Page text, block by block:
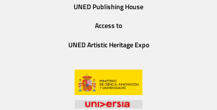
UNED Publishing House
Access to
UNED Artistic Heritage Expo